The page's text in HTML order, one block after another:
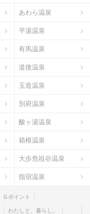
あわら温泉
平湯温泉
有馬温泉
道後温泉
玉造温泉
別府温泉
酸ヶ湯温泉
箱根温泉
大歩危祖谷温泉
指宿温泉
Ｇポイント
わたしと、暮らし。